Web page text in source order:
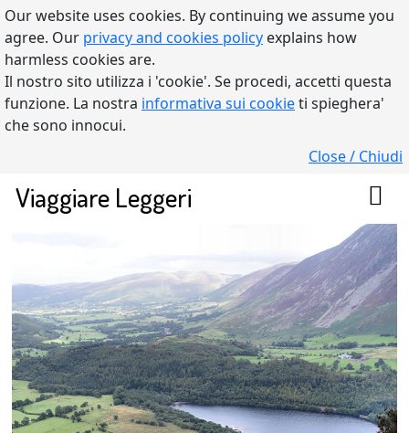
Our website uses cookies. By continuing we assume you
agree. Our privacy and cookies policy explains how
harmless cookies are.
Il nostro sito utilizza i 'cookie'. Se procedi, accetti questa
funzione. La nostra informativa sui cookieti spieghera'
che sono innocui.
Close / Chiudi
Viaggiare Leggeri